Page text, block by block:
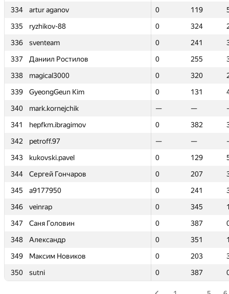
334
artur aganov 0 119
335
ryzhikov-88 0 324
336
sventeam 0 241
337
Даниил Ростилов 0 255
338
magical3000 0 320
339
GyeongGeun Kim 0 131
340
mark.kornejchik — —
341
hepfkm.ibragimov 0 382
342
petroff.97 — —
343
kukovski.pavel 0 129
344
Сергей Гончаров 0 207
345
a9177950 0 241
346
veinrap 0 345
347
Саня Головин 0 387
348
Александр 0 351
349
Максим Новиков 0 203
350
sutni 0 387
334
artur aganov 0 119
335
ryzhikov-88 0 324
336
sventeam 0 241
337
Даниил Ростилов 0 255
338
magical3000 0 320
339
GyeongGeun Kim 0 131
340
mark.kornejchik — —
341
hepfkm.ibragimov 0 382
342
petroff.97 — —
343
kukovski.pavel 0 129
344
Сергей Гончаров 0 207
345
a9177950 0 241
346
veinrap 0 345
347
Саня Головин 0 387
348
Александр 0 351
349
Максим Новиков 0 203
350
sutni 0 387